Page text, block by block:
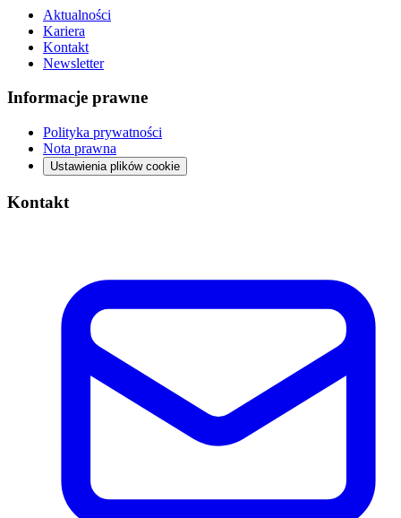
Aktualności
Kariera
Kontakt
Newsletter
Informacje prawne
Polityka prywatności
Nota prawna
Ustawienia plików cookie
Kontakt